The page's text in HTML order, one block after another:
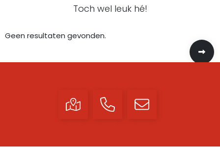
Toch wel leuk hé!
Geen resultaten gevonden.